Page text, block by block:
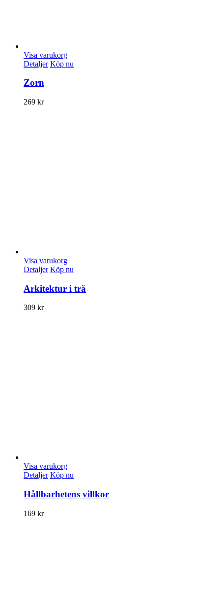
Visa varukorg
Detaljer Köp nu
Zorn
269 kr
Visa varukorg
Detaljer Köp nu
Arkitektur i trä
309 kr
Visa varukorg
Detaljer Köp nu
Hållbarhetens villkor
169 kr